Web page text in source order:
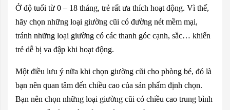
Ở độ tuổi từ 0 – 18 tháng, trẻ rất ưa thích hoạt động. Vì thế,
hãy chọn những loại giường cũi có đường nét mềm mại,
tránh những loại giường có các thanh góc cạnh, sắc… khiến
trẻ dễ bị va đập khi hoạt động.
Một điều lưu ý nữa khi chọn giường cũi cho phòng bé, đó là
bạn nên quan tâm đến chiều cao của sản phẩm định chọn.
Bạn nên chọn những loại giường cũi có chiều cao trung bình